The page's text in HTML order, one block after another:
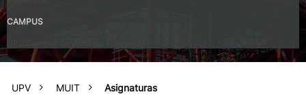
CAMPUS
UPV MUIT Asignaturas